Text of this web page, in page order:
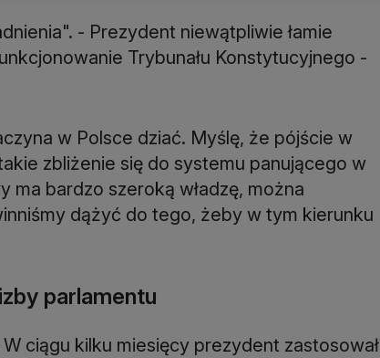
- Prezydent niewątpliwie łamie
Trybunału Konstytucyjnego -
w Polsce dziać. Myślę, że pójście w
zbliżenie się do systemu panującego w
ma bardzo szeroką władzę, można
dążyć do tego, żeby w tym kierunku
parlamentu
ciągu kilku miesięcy prezydent zastosował